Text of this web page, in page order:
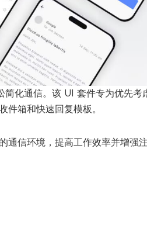
化通信。该 UI 套件专为优先考
件箱和快速回复模板。
通信环境，提高工作效率并增强注